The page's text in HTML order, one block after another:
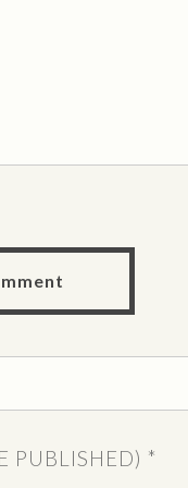
PUBLISHED) *